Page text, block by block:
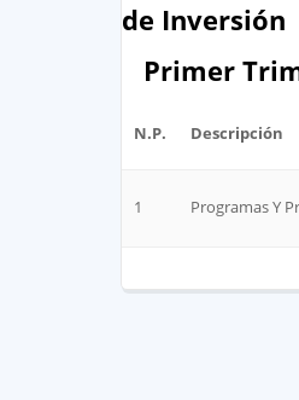
de Inversión
Primer
N.P. Descripción
1 Programas Y